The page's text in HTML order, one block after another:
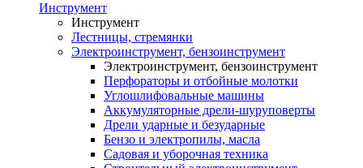
Инструмент
Инструмент
Лестницы, стремянки
Электроинструмент, бензоинструмент
Электроинструмент, бензоинструмент
Перфораторы и отбойные молотки
Углошлифовальные машины
Аккумуляторные дрели-шуруповерты
Дрели ударные и безударные
Бензо и электропилы, масла
Садовая и уборочная техника